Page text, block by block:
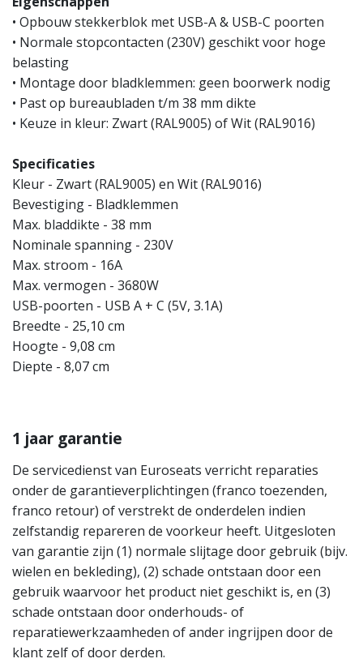
• Opbouw stekkerblok met USB-A & USB-C poorten
• Normale stopcontacten (230V) geschikt voor hoge
belasting
• Montage door bladklemmen: geen boorwerk nodig
• Past op bureaubladen t/m 38 mm dikte
• Keuze in kleur: Zwart (RAL9005) of Wit (RAL9016)
Specificaties
Kleur - Zwart (RAL9005) en Wit (RAL9016)
Bevestiging - Bladklemmen
Max. bladdikte - 38 mm
Nominale spanning - 230V
Max. stroom - 16A
Max. vermogen - 3680W
USB-poorten - USB A + C (5V, 3.1A)
Breedte - 25,10 cm
Hoogte - 9,08 cm
Diepte - 8,07 cm
1 jaar garantie
De servicedienst van Euroseats verricht reparaties
onder de garantieverplichtingen (franco toezenden,
franco retour) of verstrekt de onderdelen indien
zelfstandig repareren de voorkeur heeft. Uitgesloten
van garantie zijn (1) normale slijtage door gebruik (bijv.
wielen en bekleding), (2) schade ontstaan door een
gebruik waarvoor het product niet geschikt is, en (3)
schade ontstaan door onderhouds- of
reparatiewerkzaamheden of ander ingrijpen door de
klant zelf of door derden.